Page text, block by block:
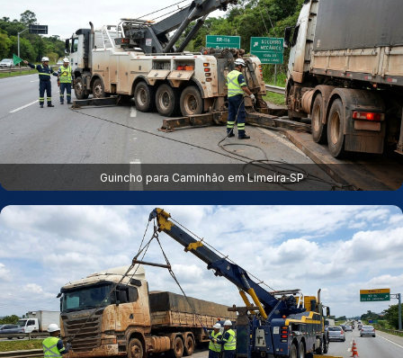
Guincho para Caminhão em Limeira‑SP